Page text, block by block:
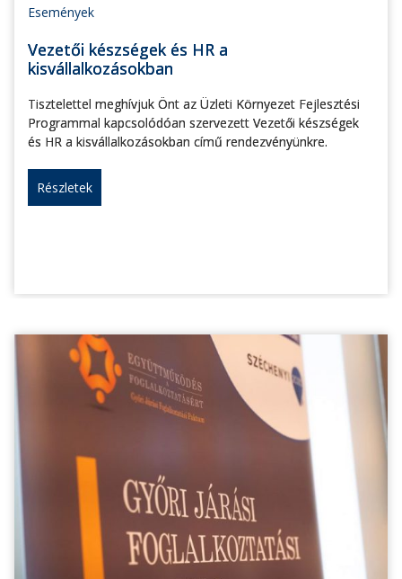
Események
Vezetői készségek és HR a
kisvállalkozásokban
Tisztelettel meghívjuk Önt az Üzleti Környezet Fejlesztési
Programmal kapcsolódóan szervezett Vezetői készségek
és HR a kisvállalkozásokban című rendezvényünkre.
Részletek